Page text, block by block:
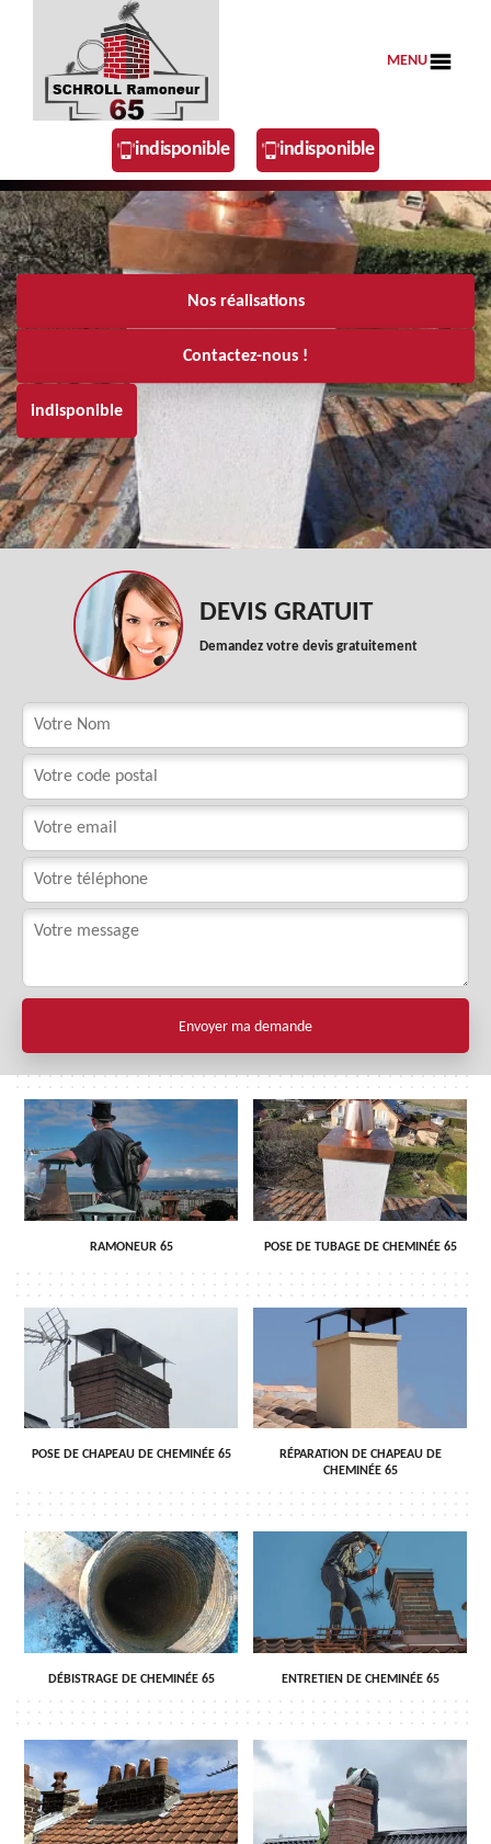
MENU
indisponible indisponible
Nos réalisations
Contactez-nous !
indisponible
DEVIS GRATUIT
Demandez votre devis gratuitement
RAMONEUR 65 POSE DE TUBAGE DE CHEMINÉE 65
POSE DE CHAPEAU DE CHEMINÉE 65
RÉPARATION DE CHAPEAU DE
CHEMINÉE 65
DÉBISTRAGE DE CHEMINÉE 65 ENTRETIEN DE CHEMINÉE 65